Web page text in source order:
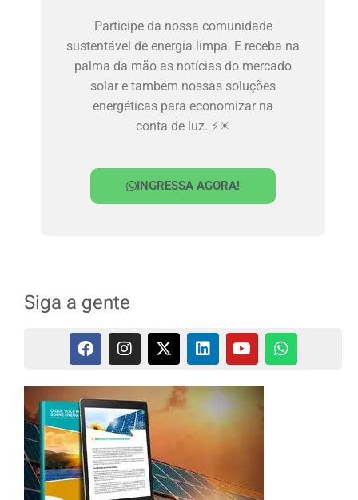
Participe da nossa comunidade
sustentável de energia limpa. E receba na
palma da mão as notícias do mercado
solar e também nossas soluções
energéticas para economizar na
conta de luz. ⚡☀
INGRESSA AGORA!
Siga a gente